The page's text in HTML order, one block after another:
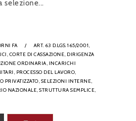
selezione...
FA /
ART. 63 D.LGS. 165/2001,
CORTE DI CASSAZIONE, DIRIGENZA
ORDINARIA, INCARICHI
PROCESSO DEL LAVORO,
PRIVATIZZATO, SELEZIONI INTERNE,
NAZIONALE, STRUTTURA SEMPLICE,